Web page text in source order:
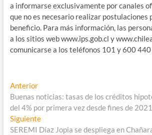
a informarse exclusivamente por canales
que no es necesario realizar postulaciones
beneficio. Para más información, las
a los sitios web www.ips.gob.cl y
comunicarse a los teléfonos 101 y 600
Navegación
de
entradas
AnteriorEntrada
anterior:
Buenas noticias: tasas de los créditos
del 4% por primera vez desde fines de 2021
SiguienteEntrada
siguiente:
SEREMI Díaz Jopia se despliega en